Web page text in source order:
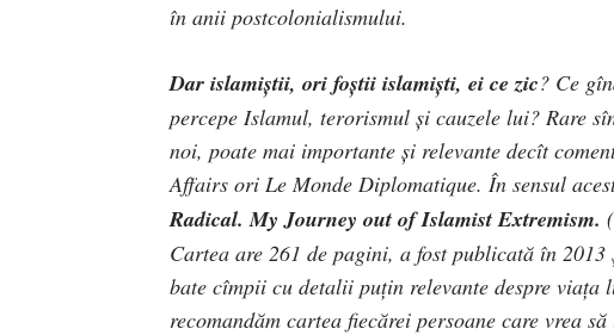
în anii postcolonialismului.
Dar islamiştii, ori foştii islamişti, ei ce zic? Ce
percepe Islamul, terorismul şi cauzele lui? Rare
noi, poate mai importante şi relevante decît
Affairs ori Le Monde Diplomatique. În sensul
Radical. My Journey out of Islamist Extremism.
Cartea are 261 de pagini, a fost publicată în
bate cîmpii cu detalii puţin relevante despre
recomandăm cartea fiecărei persoane care vrea